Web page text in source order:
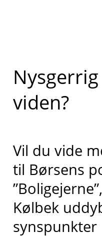
viden?
Vil du vide
til Børsens
Kølbek
synspunkter